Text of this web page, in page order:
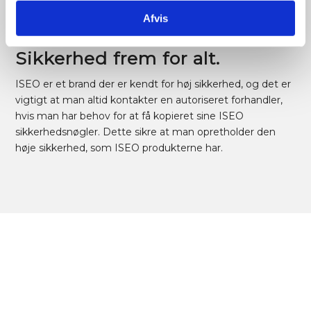
Afvis
administrere adgangskontrol effektivt.
Sikkerhed frem for alt.
ISEO er et brand der er kendt for høj sikkerhed, og det er
vigtigt at man altid kontakter en autoriseret forhandler,
hvis man har behov for at få kopieret sine ISEO
sikkerhedsnøgler. Dette sikre at man opretholder den
høje sikkerhed, som ISEO produkterne har.